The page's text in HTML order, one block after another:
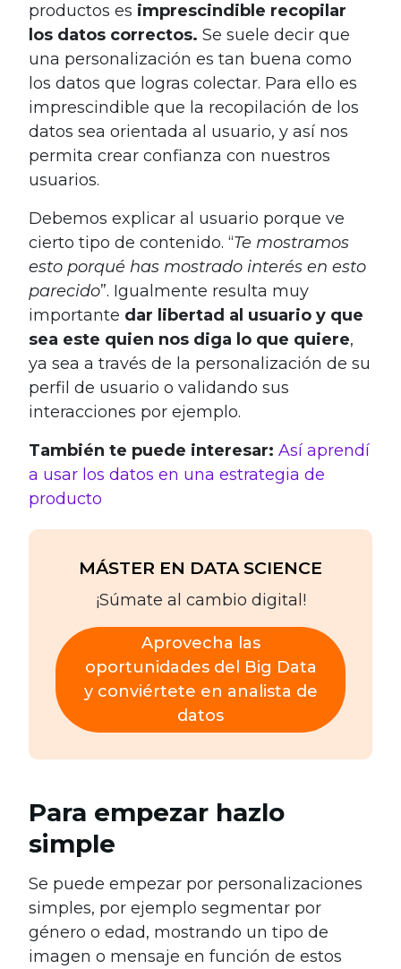
productos es imprescindible recopilar
los datos correctos. Se suele decir que
una personalización es tan buena como
los datos que logras colectar. Para ello es
imprescindible que la recopilación de los
datos sea orientada al usuario, y así nos
permita crear confianza con nuestros
usuarios.
Debemos explicar al usuario porque ve
cierto tipo de contenido. “Te mostramos
esto porqué has mostrado interés en esto
parecido”. Igualmente resulta muy
importante dar libertad al usuario y que
sea este quien nos diga lo que quiere,
ya sea a través de la personalización de su
perfil de usuario o validando sus
interacciones por ejemplo.
También te puede interesar: Así aprendí
a usar los datos en una estrategia de
producto
MÁSTER EN DATA SCIENCE
¡Súmate al cambio digital!
Aprovecha las
oportunidades del Big Data
y conviértete en analista de
datos
Para empezar hazlo
simple
Se puede empezar por personalizaciones
simples, por ejemplo segmentar por
género o edad, mostrando un tipo de
imagen o mensaje en función de estos